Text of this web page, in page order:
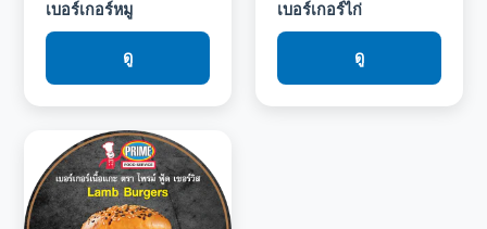
เบอร์เกอร์หมู
ดู
เบอร์เกอร์ไก่
ดู